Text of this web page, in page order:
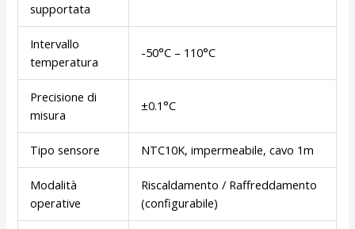
supportata
Intervallo
temperatura
-50°C – 110°C
Precisione di
misura
±0.1°C
Tipo sensore NTC10K, impermeabile, cavo 1m
Modalità
operative
Riscaldamento / Raffreddamento
(configurabile)